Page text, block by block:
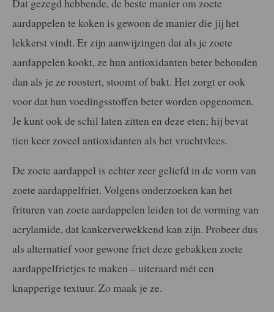
aardappelen te koken is gewoon de manier die jij het
lekkerst vindt. Er zijn aanwijzingen dat als je zoete
aardappelen kookt, ze hun antioxidanten beter behouden
dan als je ze roostert, stoomt of bakt. Het zorgt er ook
voor dat hun voedingsstoffen beter worden opgenomen.
Je kunt ook de schil laten zitten en deze eten; hij bevat
tien keer zoveel antioxidanten als het vruchtvlees.
De zoete aardappel is echter zeer geliefd in de vorm van
zoete aardappelfriet. Volgens onderzoeken kan het
frituren van zoete aardappelen leiden tot de vorming van
acrylamide, dat kankerverwekkend kan zijn. Probeer dus
als alternatief voor gewone friet deze gebakken zoete
aardappelfrietjes te maken – uiteraard mét een
knapperige textuur. Zo maak je ze.